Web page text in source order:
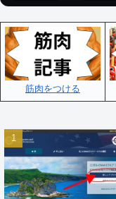
筋肉をつける